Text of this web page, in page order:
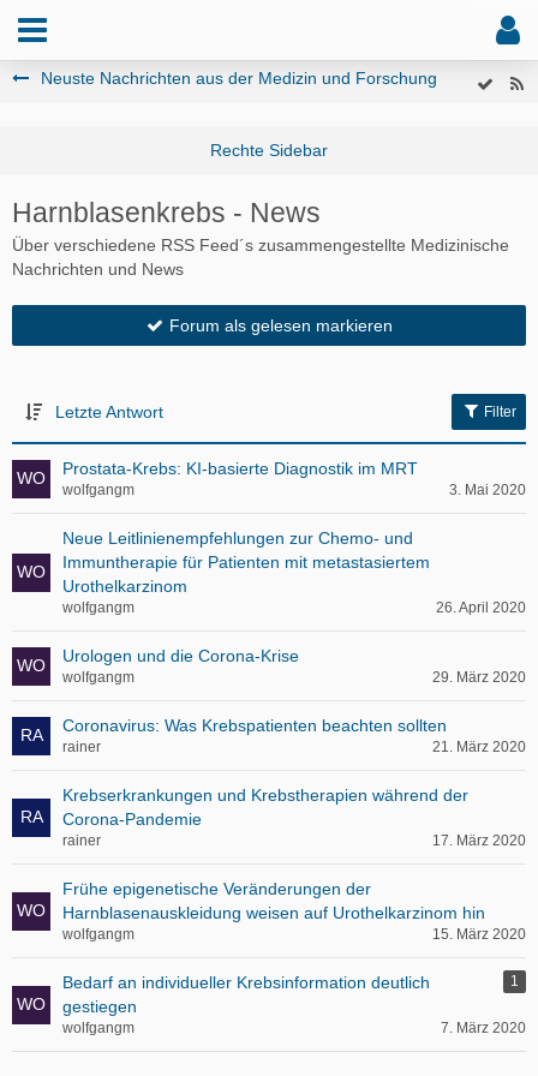
Neuste Nachrichten aus der Medizin und Forschung
Harnblasenkrebs - News
Über verschiedene RSS Feed´s zusammengestellte Medizinische
Nachrichten und News
Forum als gelesen markieren
Letzte Antwort Filter
Prostata-Krebs: KI-basierte Diagnostik im MRT
wolfgangm 3. Mai 2020
Neue Leitlinienempfehlungen zur Chemo- und
Immuntherapie für Patienten mit metastasiertem
Urothelkarzinom
wolfgangm 26. April 2020
Urologen und die Corona-Krise
wolfgangm 29. März 2020
Coronavirus: Was Krebspatienten beachten sollten
rainer 21. März 2020
Krebserkrankungen und Krebstherapien während der
Corona-Pandemie
rainer 17. März 2020
Frühe epigenetische Veränderungen der
Harnblasenauskleidung weisen auf Urothelkarzinom hin
wolfgangm 15. März 2020
Bedarf an individueller Krebsinformation deutlich
gestiegen
1
wolfgangm 7. März 2020